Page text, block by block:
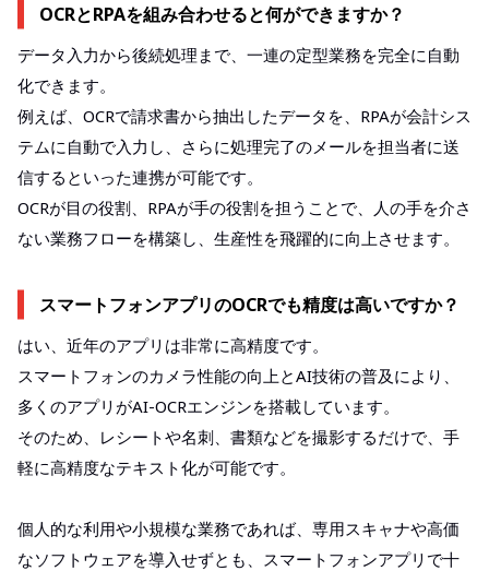
OCRとRPAを組み合わせると何ができますか？
データ入力から後続処理まで、一連の定型業務を完全に自動
化できます。
例えば、OCRで請求書から抽出したデータを、RPAが会計シス
テムに自動で入力し、さらに処理完了のメールを担当者に送
信するといった連携が可能です。
OCRが目の役割、RPAが手の役割を担うことで、人の手を介さ
ない業務フローを構築し、生産性を飛躍的に向上させます。
スマートフォンアプリのOCRでも精度は高いですか？
はい、近年のアプリは非常に高精度です。
スマートフォンのカメラ性能の向上とAI技術の普及により、
多くのアプリがAI-OCRエンジンを搭載しています。
そのため、レシートや名刺、書類などを撮影するだけで、手
軽に高精度なテキスト化が可能です。
個人的な利用や小規模な業務であれば、専用スキャナや高価
なソフトウェアを導入せずとも、スマートフォンアプリで十